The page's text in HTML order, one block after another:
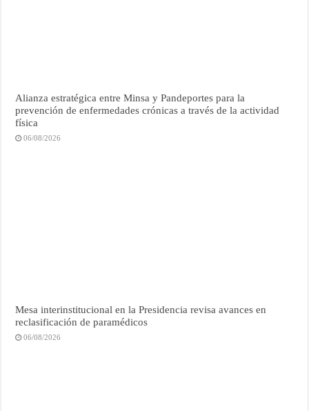
Alianza estratégica entre Minsa y Pandeportes para la
prevención de enfermedades crónicas a través de la actividad
física
06/08/2026
Mesa interinstitucional en la Presidencia revisa avances en
reclasificación de paramédicos
06/08/2026